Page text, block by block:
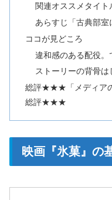
関連オススメタイト
あらすじ「古典部室
ココが見どころ
違和感のある配役。
ストーリーの背骨は
総評★★★「メディアの
総評★★★
映画『氷菓』の